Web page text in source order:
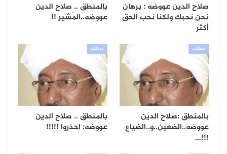
صلاح الدين عووضه : برهان
نحن نحبك ولكنا نحب الحق
أكثر
بالمنطق .. صلاح الدين
عووضه..المُشير !!
مقالات
بالمنطق :صلاح الدين
عووضه..الضعين..و..الضياع
!!!…
مقالات
بالمنطق .. صلاح الدين
عووضه: احذروا !!!!!